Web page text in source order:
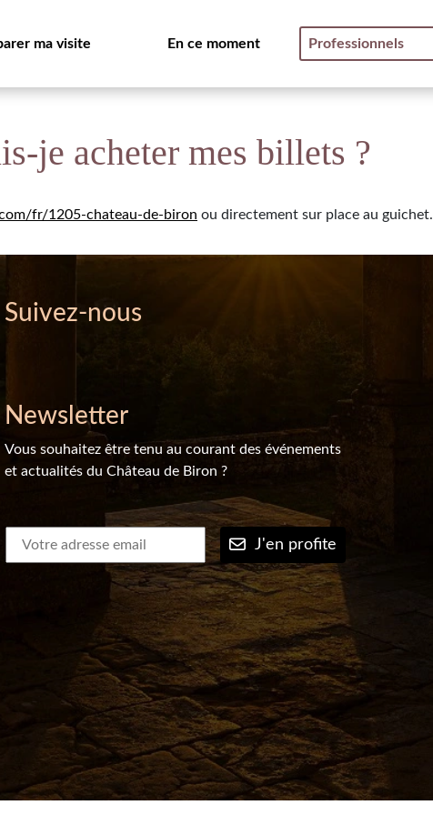
ma visite En ce moment Professionnels
je acheter mes billets ?
fr/1205-chateau-de-biron ou directement sur place au guichet.
Suivez-nous
Newsletter
Vous souhaitez être tenu au courant des événements
et actualités du Château de Biron ?
J'en profite